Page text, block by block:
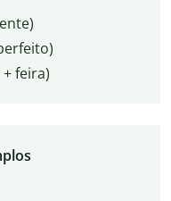
feira)